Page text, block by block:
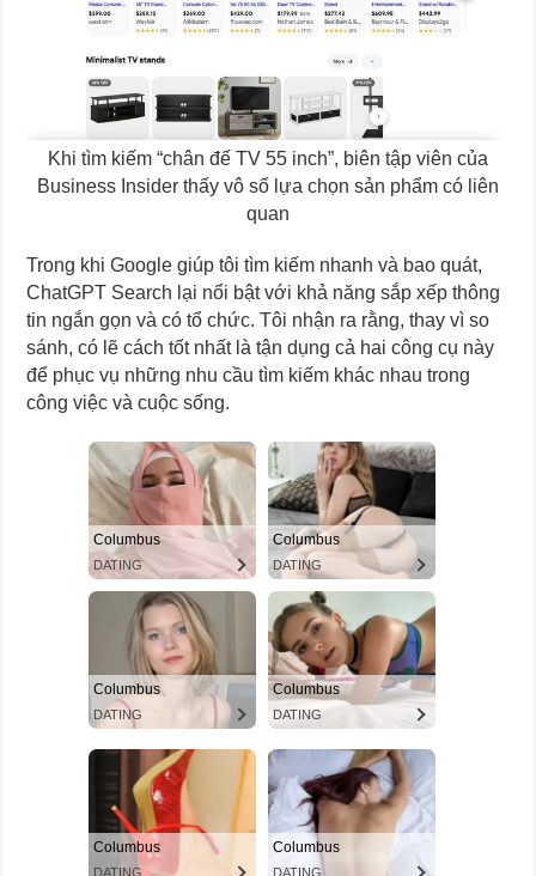
Khi tìm kiếm “chân đế TV 55 inch”, biên tập viên của
Business Insider thấy vô số lựa chọn sản phẩm có liên
quan
Trong khi Google giúp tôi tìm kiếm nhanh và bao quát,
ChatGPT Search lại nổi bật với khả năng sắp xếp thông
tin ngắn gọn và có tổ chức. Tôi nhận ra rằng, thay vì so
sánh, có lẽ cách tốt nhất là tận dụng cả hai công cụ này
để phục vụ những nhu cầu tìm kiếm khác nhau trong
công việc và cuộc sống.